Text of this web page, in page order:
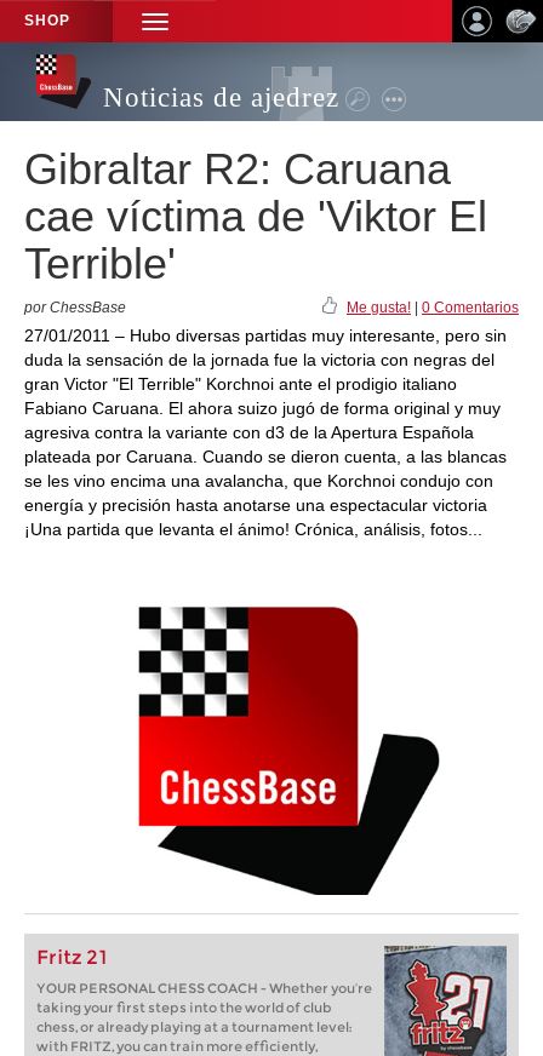
SHOP
TOGGLE
NAVIGATION
Noticias de ajedrez
Gibraltar R2: Caruana
cae víctima de 'Viktor El
Terrible'
por ChessBase Me gusta! 0 Comentarios
27/01/2011 – Hubo diversas partidas muy interesante, pero sin
duda la sensación de la jornada fue la victoria con negras del
gran Victor "El Terrible" Korchnoi ante el prodigio italiano
Fabiano Caruana. El ahora suizo jugó de forma original y muy
agresiva contra la variante con d3 de la Apertura Española
plateada por Caruana. Cuando se dieron cuenta, a las blancas
se les vino encima una avalancha, que Korchnoi condujo con
energía y precisión hasta anotarse una espectacular victoria
¡Una partida que levanta el ánimo! Crónica, análisis, fotos...
Fritz 21
YOUR PERSONAL CHESS COACH - Whether you’re
taking your first steps into the world of club
chess, or already playing at a tournament level:
with FRITZ, you can train more efficiently,